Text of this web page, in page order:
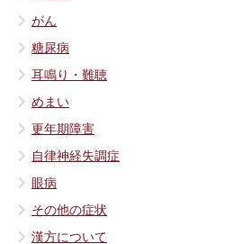
がん
糖尿病
耳鳴り・難聴
めまい
更年期障害
自律神経失調症
眼病
その他の症状
漢方について